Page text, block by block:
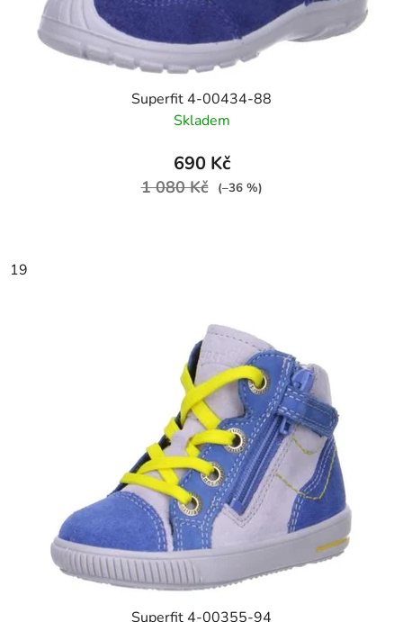
Superfit 4-00434-88
Skladem
690 Kč
1 080 Kč (–36 %)
19
Superfit 4-00355-94